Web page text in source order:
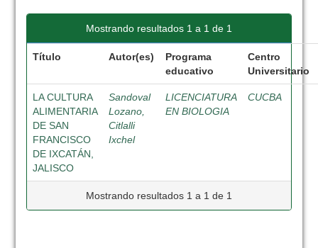
Mostrando resultados 1 a 1 de 1
Título Autor(es)
Programa
educativo
Centro
Universitario
LA CULTURA
ALIMENTARIA
DE SAN
FRANCISCO
DE IXCATÁN,
JALISCO
Sandoval
Lozano,
Citlalli
Ixchel
LICENCIATURA
EN BIOLOGIA
CUCBA
Mostrando resultados 1 a 1 de 1